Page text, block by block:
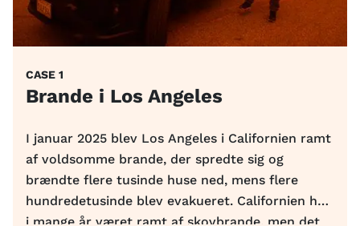
CASE 1
Brande i Los Angeles
I januar 2025 blev Los Angeles i Californien ramt
af voldsomme brande, der spredte sig og
brændte flere tusinde huse ned, mens flere
hundredetusinde blev evakueret. Californien har
i mange år været ramt af skovbrande, men det